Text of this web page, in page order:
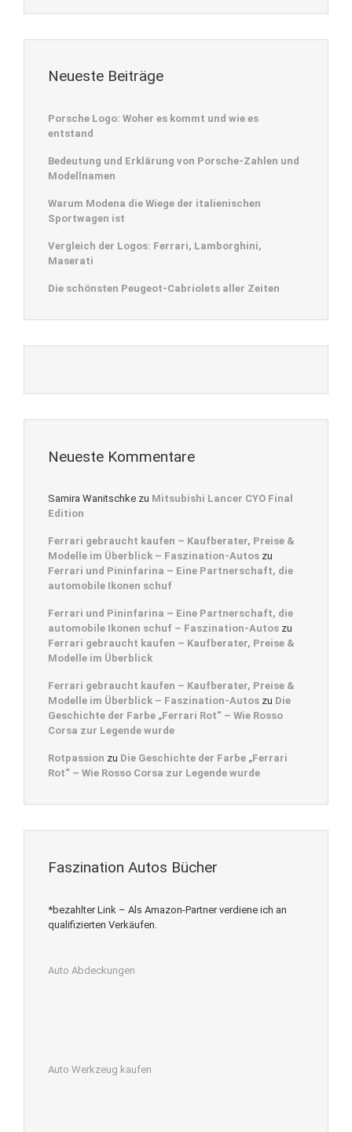
Neueste Beiträge
Porsche Logo: Woher es kommt und wie es
entstand
Bedeutung und Erklärung von Porsche-Zahlen und
Modellnamen
Warum Modena die Wiege der italienischen
Sportwagen ist
Vergleich der Logos: Ferrari, Lamborghini,
Maserati
Die schönsten Peugeot-Cabriolets aller Zeiten
Neueste Kommentare
Samira Wanitschke zu Mitsubishi Lancer CYO Final
Edition
Ferrari gebraucht kaufen – Kaufberater, Preise &
Modelle im Überblick – Faszination-Autos zu
Ferrari und Pininfarina – Eine Partnerschaft, die
automobile Ikonen schuf
Ferrari und Pininfarina – Eine Partnerschaft, die
automobile Ikonen schuf – Faszination-Autos zu
Ferrari gebraucht kaufen – Kaufberater, Preise &
Modelle im Überblick
Ferrari gebraucht kaufen – Kaufberater, Preise &
Modelle im Überblick – Faszination-Autos zu Die
Geschichte der Farbe „Ferrari Rot“ – Wie Rosso
Corsa zur Legende wurde
Rotpassion zu Die Geschichte der Farbe „Ferrari
Rot“ – Wie Rosso Corsa zur Legende wurde
Faszination Autos Bücher
*bezahlter Link – Als Amazon-Partner verdiene ich an
qualifizierten Verkäufen.
Auto Abdeckungen
Auto Werkzeug kaufen